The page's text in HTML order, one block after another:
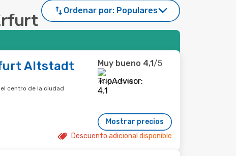
Ordenar por: Populares
Altstadt
centro de la ciudad
Muy bueno 4,1/5
763 reseñas
Mostrar precios
Descuento adicional disponible